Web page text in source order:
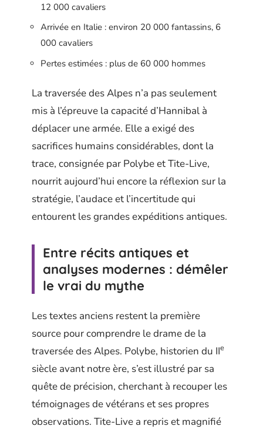
12 000 cavaliers
Arrivée en Italie : environ 20 000 fantassins, 6
000 cavaliers
Pertes estimées : plus de 60 000 hommes
La traversée des Alpes n’a pas seulement
mis à l’épreuve la capacité d’Hannibal à
déplacer une armée. Elle a exigé des
sacrifices humains considérables, dont la
trace, consignée par Polybe et Tite-Live,
nourrit aujourd’hui encore la réflexion sur la
stratégie, l’audace et l’incertitude qui
entourent les grandes expéditions antiques.
Entre récits antiques et
analyses modernes : démêler
le vrai du mythe
Les textes anciens restent la première
source pour comprendre le drame de la
traversée des Alpes. Polybe, historien du IIe
siècle avant notre ère, s’est illustré par sa
quête de précision, cherchant à recouper les
témoignages de vétérans et ses propres
observations. Tite-Live a repris et magnifié